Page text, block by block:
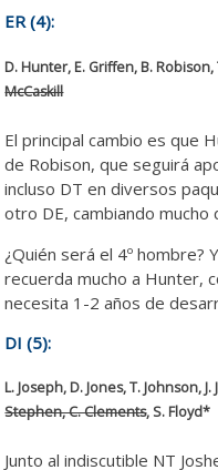
ER (4):
D. Hunter, E. Griffen, B.
McCaskill
El principal cambio es que
de Robison, que seguirá
incluso DT en diversos
otro DE, cambiando mucho
¿Quién será el 4º
recuerda mucho a Hunter,
necesita 1-2 años de
DI (5):
L. Joseph, D. Jones, T. Johnson,
Stephen, C. Clements, S. Floyd*
Junto al indiscutible NT